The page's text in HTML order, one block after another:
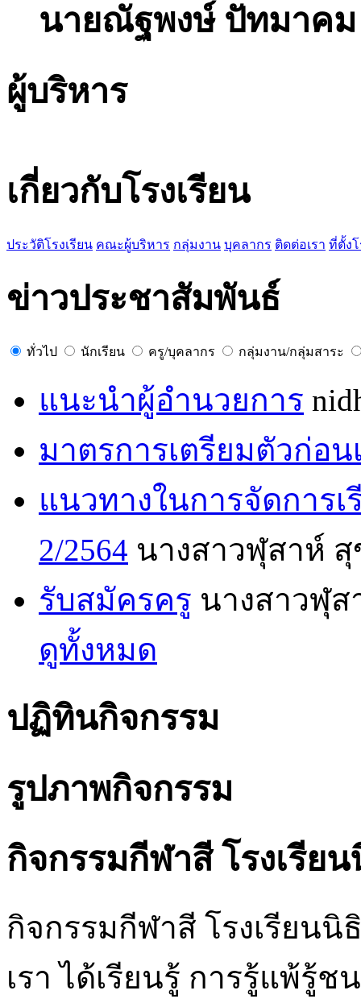
นายณัฐพงษ์ ปัทมาคม
ผู้บริหาร
เกี่ยวกับโรงเรียน
ประวัติโรงเรียน คณะผู้บริหาร กลุ่มงาน บุคลากร ติดต่อเรา ที่ตั้งโ
ข่าวประชาสัมพันธ์
ทั่วไป นักเรียน ครู/บุคลากร กลุ่มงาน/กลุ่มสาระ
แนะนำผู้อำนวยการ
มาตรการเตรียมตัวก่อน
แนวทางในการจัดการ
2/2564 นางสาวฬุสาห์
รับสมัครครู นางสาวฬุ
ดูทั้งหมด
ปฏิทินกิจกรรม
รูปภาพกิจกรรม
กิจกรรมกีฬาสี โรงเรีย
กิจกรรมกีฬาสี โรงเรียน
เรา ได้เรียนรู้ การรู้แพ้รู้